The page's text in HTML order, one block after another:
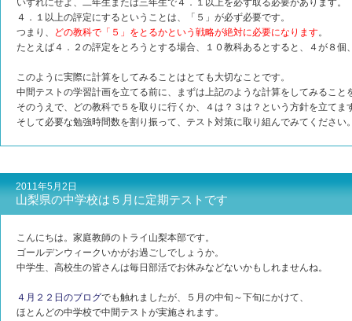
いずれにせよ、二年生または三年生で４．１以上を必ず取る必要があります。
４．１以上の評定にするということは、「５」が必ず必要です。
つまり、
どの教科で「５」をとるかという戦略が絶対に必要になります。
たとえば４．２の評定をとろうとする場合、１０教科あるとすると、４が８個
このように実際に計算をしてみることはとても大切なことです。
中間テストの学習計画を立てる前に、まずは上記のような計算をしてみること
そのうえで、どの教科で５を取りに行くか、４は？３は？という方針を立てま
そして必要な勉強時間数を割り振って、テスト対策に取り組んでみてくださ
2011年5月2日
山梨県の中学校は５月に定期テストです
こんにちは。家庭教師のトライ山梨本部です。
ゴールデンウィークいかがお過ごしでしょうか。
中学生、高校生の皆さんは毎日部活でお休みなどないかもしれませんね。
４月２２日のブログでも触れましたが、５月の中旬～下旬にかけて、
ほとんどの中学校で中間テストが実施されます。